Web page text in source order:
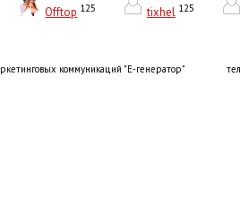
Offtop 125 tixhel 125
коммуникаций "Е-генератор"